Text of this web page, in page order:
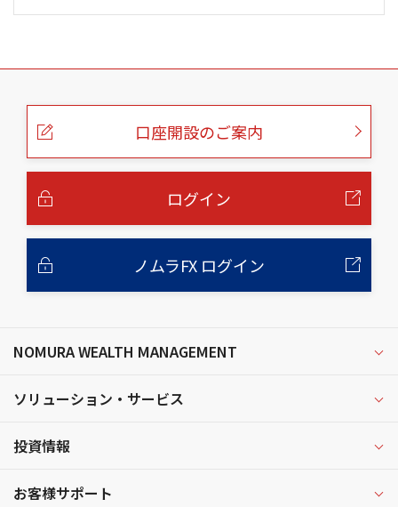
こ
口座開設のご案内
ログイン
ノムラFX ログイン
NOMURA WEALTH MANAGEMENT
ソリューション・サービス
投資情報
お客様サポート